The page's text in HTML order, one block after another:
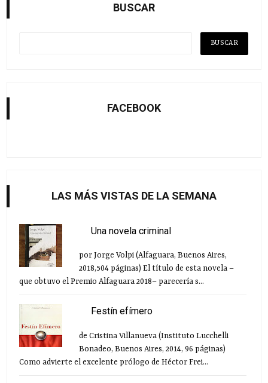
BUSCAR
FACEBOOK
LAS MÁS VISTAS DE LA SEMANA
Una novela criminal
por Jorge Volpi (Alfaguara, Buenos Aires,
2018,504 páginas) El título de esta novela –
que obtuvo el Premio Alfaguara 2018– parecería s...
Festín efímero
de Cristina Villanueva (Instituto Lucchelli
Bonadeo, Buenos Aires, 2014, 96 páginas)
Como advierte el excelente prólogo de Héctor Frei...